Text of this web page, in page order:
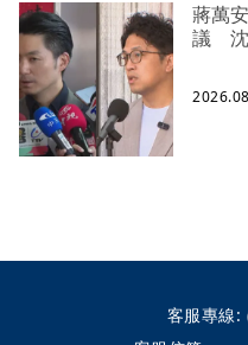
蔣萬
議 沈
客服專線: